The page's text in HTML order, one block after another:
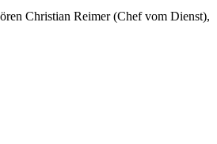
Christian Reimer (Chef vom Dienst),